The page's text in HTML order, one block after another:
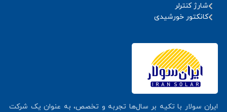
شارژ کنترلر
کانکتور خورشیدی
ایران سولار با تکیه بر سال‌ها تجربه و تخصص، به عنوان یک شرکت